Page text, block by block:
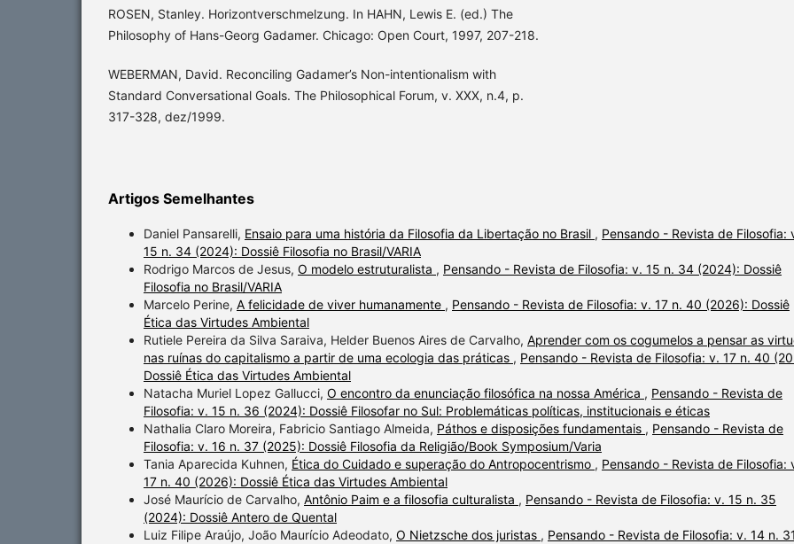
ROSEN, Stanley. Horizontverschmelzung. In HAHN, Lewis E. (ed.) The
Philosophy of Hans-Georg Gadamer. Chicago: Open Court, 1997, 207-218.
WEBERMAN, David. Reconciling Gadamer’s Non-intentionalism with
Standard Conversational Goals. The Philosophical Forum, v. XXX, n.4, p.
317-328, dez/1999.
Artigos Semelhantes
Daniel Pansarelli, Ensaio para uma história da Filosofia da Libertação no Brasil , Pensando - Revista de Filosofia:
15 n. 34 (2024): Dossiê Filosofia no Brasil/VARIA
Rodrigo Marcos de Jesus, O modelo estruturalista , Pensando - Revista de Filosofia: v. 15 n. 34 (2024): Dossiê
Filosofia no Brasil/VARIA
Marcelo Perine, A felicidade de viver humanamente , Pensando - Revista de Filosofia: v. 17 n. 40 (2026): Dossiê
Ética das Virtudes Ambiental
Rutiele Pereira da Silva Saraiva, Helder Buenos Aires de Carvalho, Aprender com os cogumelos a pensar as
nas ruínas do capitalismo a partir de uma ecologia das práticas , Pensando - Revista de Filosofia: v. 17 n. 40
Dossiê Ética das Virtudes Ambiental
Natacha Muriel Lopez Gallucci, O encontro da enunciação filosófica na nossa América , Pensando - Revista de
Filosofia: v. 15 n. 36 (2024): Dossiê Filosofar no Sul: Problemáticas políticas, institucionais e éticas
Nathalia Claro Moreira, Fabricio Santiago Almeida, Páthos e disposições fundamentais , Pensando - Revista de
Filosofia: v. 16 n. 37 (2025): Dossiê Filosofia da Religião/Book Symposium/Varia
Tania Aparecida Kuhnen, Ética do Cuidado e superação do Antropocentrismo , Pensando - Revista de Filosofia:
17 n. 40 (2026): Dossiê Ética das Virtudes Ambiental
José Maurício de Carvalho, Antônio Paim e a filosofia culturalista , Pensando - Revista de Filosofia: v. 15 n. 35
(2024): Dossiê Antero de Quental
Luiz Filipe Araújo, João Maurício Adeodato, O Nietzsche dos juristas , Pensando - Revista de Filosofia: v. 14 n.